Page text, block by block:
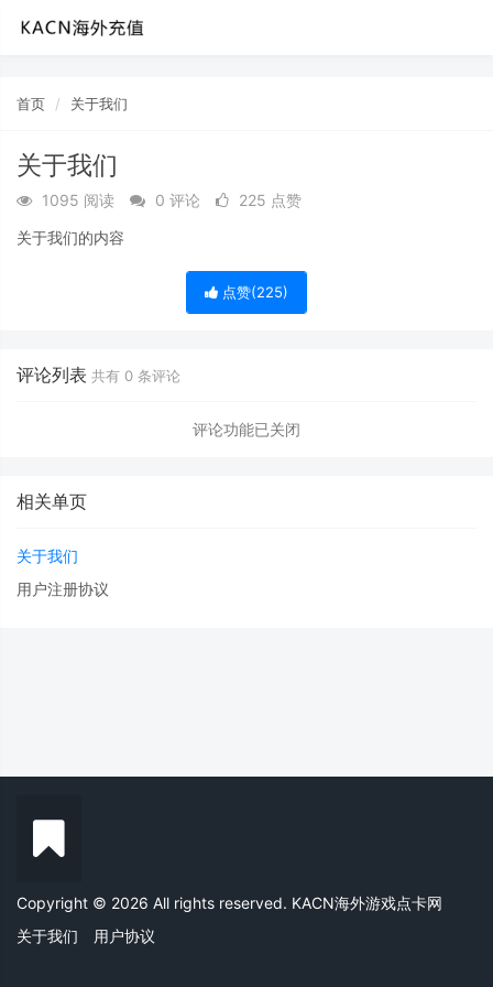
首页 关于我们
关于我们
1095 阅读 0 评论
225 点赞
关于我们的内容
点赞(225)
评论列表 共有 0 条评论
评论功能已关闭
相关单页
关于我们
用户注册协议
Copyright © 2026 All rights reserved. KACN海外游戏点卡网
关于我们
用户协议